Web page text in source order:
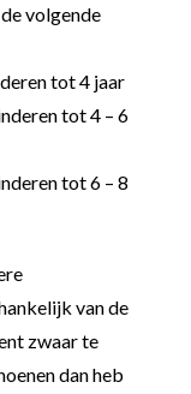
volgende
tot 4 jaar
tot 4 – 6
tot 6 – 8
van de
zwaar te
dan heb